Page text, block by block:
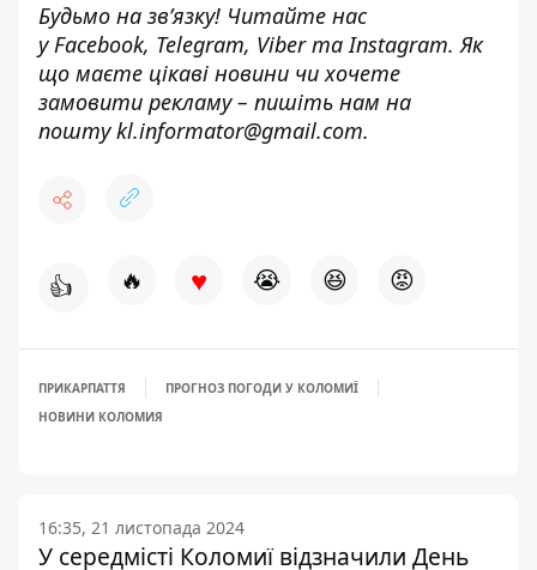
Будьмо на зв’язку! Читайте нас
уFacebook, Telegram, ViberтаInstagram. Як
що маєте цікаві новини чи хочете
замовити рекламу – пишіть нам на
поштуkl.informator@gmail.com.
👍 🔥 ♥ 😭 😆 😡
ПРИКАРПАТТЯ
ПРОГНОЗ ПОГОДИ У КОЛОМИЇ
НОВИНИ КОЛОМИЯ
16:35, 21 листопада 2024
У середмісті Коломиї відзначили День